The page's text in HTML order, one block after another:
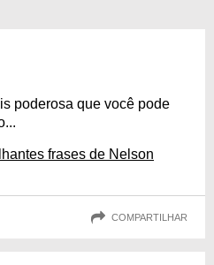
poderosa que você pode
frases de Nelson
COMPARTILHAR